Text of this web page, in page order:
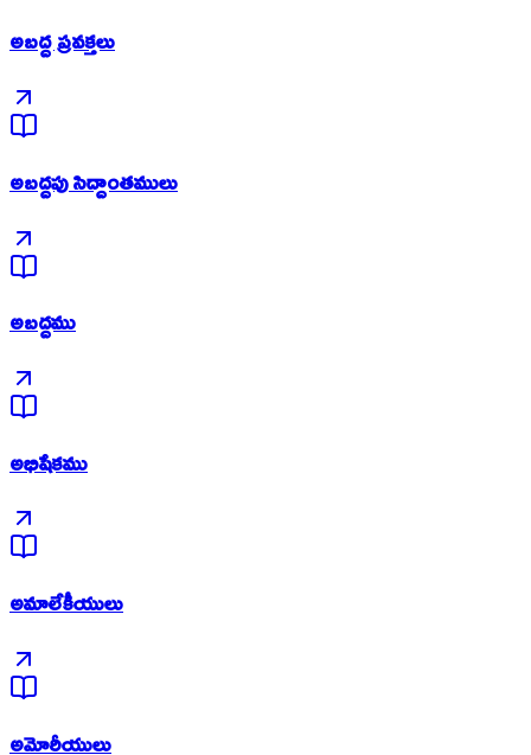
అబద్ద ప్రవక్తలు
అబద్దపు సిద్దాంతములు
అబద్దము
అభిషేకము
అమాలేకీయులు
అమోరీయులు